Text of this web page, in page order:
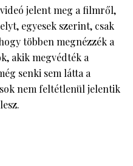
jelent meg a filmről,
egyesek szerint, csak
többen megnézzék a
akik megvédték a
senki sem látta a
nem feltétlenül jelentik